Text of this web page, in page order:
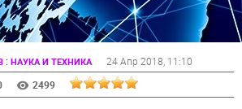
: НАУКА И ТЕХНИКА 24 Апр 2018 , 11:10
2499